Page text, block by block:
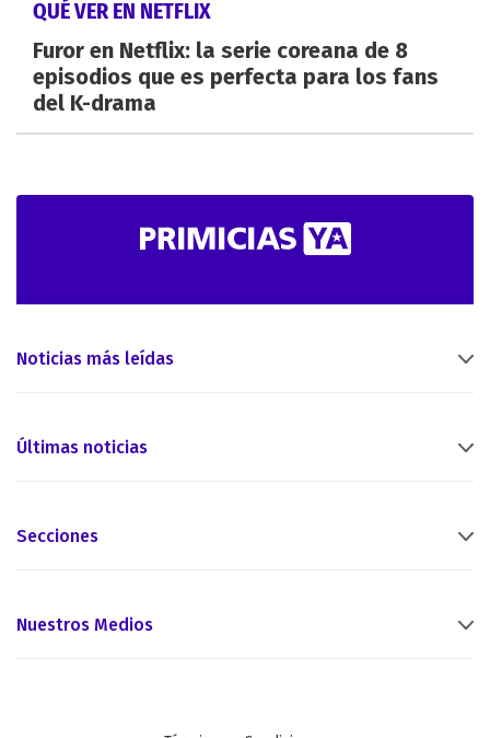
QUÉ VER EN NETFLIX
Furor en Netflix: la serie coreana de 8
episodios que es perfecta para los fans
del K-drama
Noticias más leídas
Últimas noticias
Secciones
Nuestros Medios